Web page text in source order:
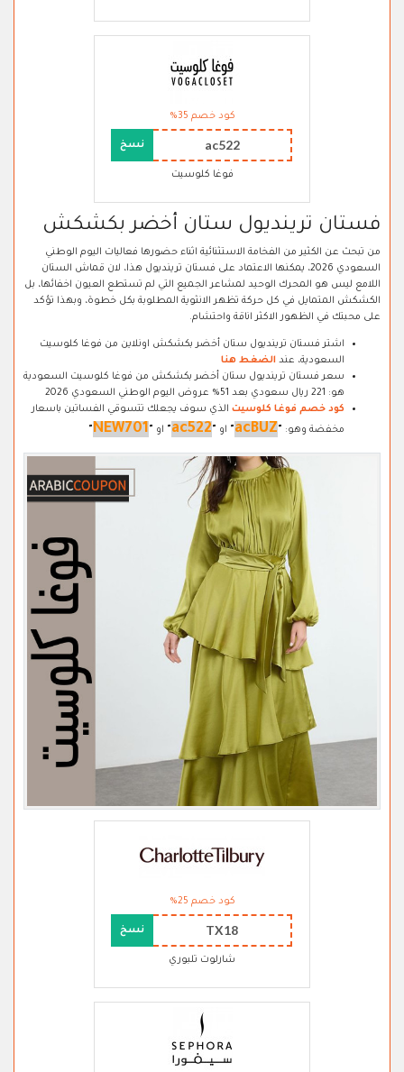
كود خصم 35%
ac522 نسخ
فوغا كلوسيت
فستان ترينديول ستان أخضر بكشكش
من تبحث عن الكثير من الفخامة الاستثنائية اثناء حضورها فعاليات اليوم الوطني
السعودي 2026، يمكنها الاعتماد على فستان ترينديول هذا، لان قماش الستان
اللامع ليس هو المحرك الوحيد لمشاعر الجميع التي لم تستطع العيون اخفائها، بل
الكشكش المتمايل في كل حركة تظهر الانثوية المطلوبة بكل خطوة، وبهذا تؤكد
على محبتك في الظهور الاكثر اناقة واحتشام.
اشتر فستان ترينديول ستان أخضر بكشكش اونلاين من فوغا كلوسيت
السعودية، عند الضغط هنا
سعر فستان ترينديول ستان أخضر بكشكش من فوغا كلوسيت السعودية
هو: 221 ريال سعودي بعد 51% عروض اليوم الوطني السعودي 2026
كود خصم فوغا كلوسيت الذي سوف يجعلك تتسوقي الفساتين باسعار
مخفضة وهو: "
acBUZ
" او "
ac522
" او ​ "
NEW701
"
كود خصم 25%
TX18 نسخ
شارلوت تلبوري